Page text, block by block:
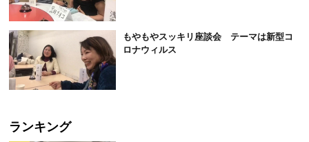
もやもやスッキリ座談会 テーマは新型コ
ロナウィルス
ランキング